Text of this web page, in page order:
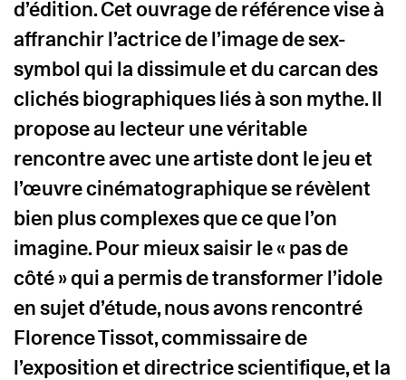
d’édition. Cet ouvrage de référence vise à
affranchir l’actrice de l’image de sex-
symbol qui la dissimule et du carcan des
clichés biographiques liés à son mythe. Il
propose au lecteur une véritable
rencontre avec une artiste dont le jeu et
l’œuvre cinématographique se révèlent
bien plus complexes que ce que l’on
imagine. Pour mieux saisir le « pas de
côté » qui a permis de transformer l’idole
en sujet d’étude, nous avons rencontré
Florence Tissot, commissaire de
l’exposition et directrice scientifique, et la